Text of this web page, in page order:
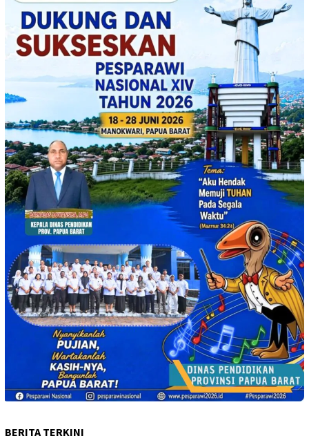
BERITA TERKINI